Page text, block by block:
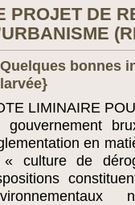
PROJET DE
Quelques bonnes
larvée}
LIMINAIRE
gouvernement
en
« culture de